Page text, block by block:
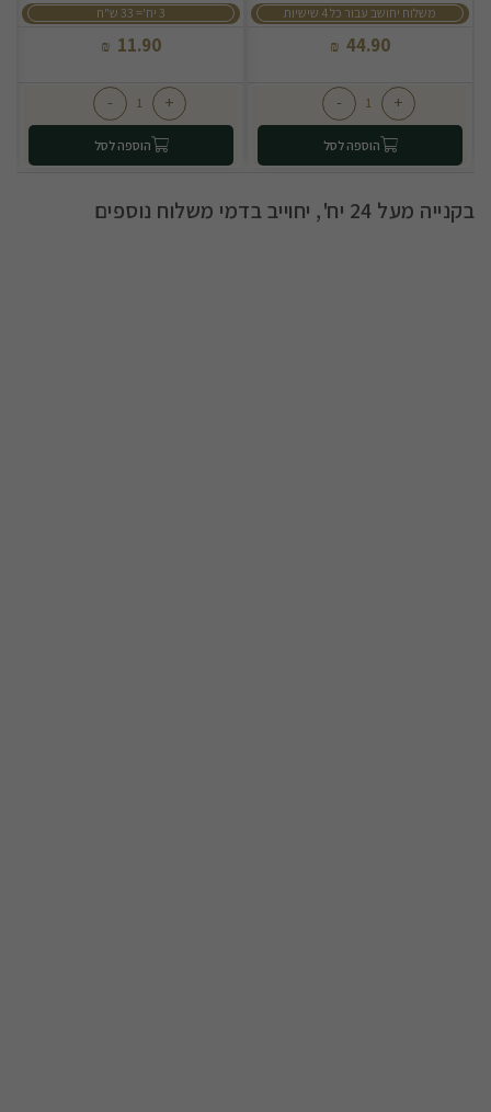
משלוח יחושב עבור כל 4 שישיות
44.90
₪
+
-
הוספה לסל
3 יח'= 33 ש"ח
11.90
₪
+
-
הוספה לסל
בקנייה מעל 24 יח', יחוייב בדמי משלוח נוספים